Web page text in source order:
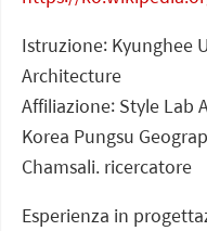
Istruzione: Kyunghee
Architecture
Affiliazione: Style Lab
Korea Pungsu
Chamsali. ricercatore
Esperienza in